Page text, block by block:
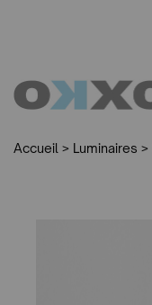
Accueil > Luminaires >